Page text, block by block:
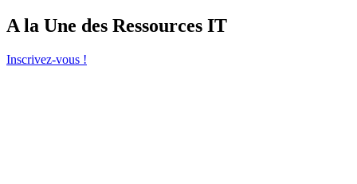
A la Une des Ressources IT
Inscrivez-vous !